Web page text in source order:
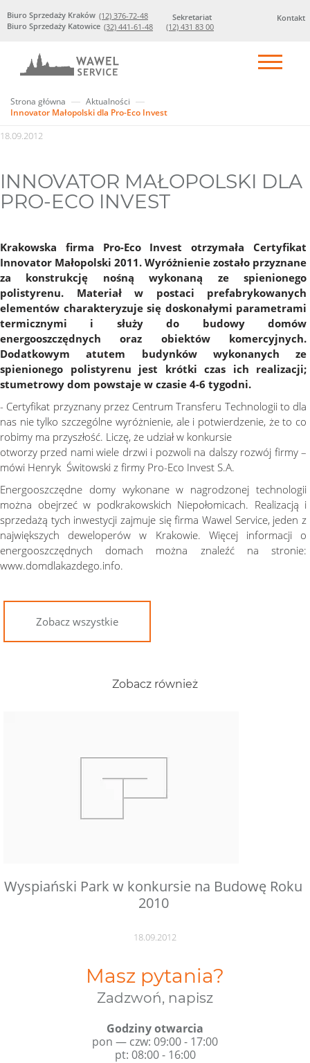
Kontakt
Biuro Sprzedaży Kraków (12) 376-72-48
Biuro Sprzedaży Katowice (32) 441-61-48
Sekretariat
(12) 431 83 00
Strona główna
Aktualności
Innovator Małopolski dla Pro-Eco Invest
18.09.2012
INNOVATOR MAŁOPOLSKI DLA
PRO-ECO INVEST
Krakowska firma Pro-Eco Invest otrzymała Certyfikat
Innovator Małopolski 2011. Wyróżnienie zostało przyznane
za konstrukcję nośną wykonaną ze spienionego
polistyrenu. Materiał w postaci prefabrykowanych
elementów charakteryzuje się doskonałymi parametrami
termicznymi i służy do budowy domów
energooszczędnych oraz obiektów komercyjnych.
Dodatkowym atutem budynków wykonanych ze
spienionego polistyrenu jest krótki czas ich realizacji;
stumetrowy dom powstaje w czasie 4-6 tygodni.
- Certyfikat przyznany przez Centrum Transferu Technologii to dla
nas nie tylko szczególne wyróżnienie, ale i potwierdzenie, że to co
robimy ma przyszłość. Liczę, że udział w konkursie
otworzy przed nami wiele drzwi i pozwoli na dalszy rozwój firmy –
mówi Henryk Świtowski z firmy Pro-Eco Invest S.A.
Energooszczędne domy wykonane w nagrodzonej technologii
można obejrzeć w podkrakowskich Niepołomicach. Realizacją i
sprzedażą tych inwestycji zajmuje się firma Wawel Service, jeden z
największych deweloperów w Krakowie. Więcej informacji o
energooszczędnych domach można znaleźć na stronie:
www.domdlakazdego.info.
Zobacz wszystkie
Zobacz również
Wyspiański Park w konkursie na Budowę Roku
2010
18.09.2012
Masz pytania?
Zadzwoń, napisz
Godziny otwarcia
pon — czw: 09:00 - 17:00
pt: 08:00 - 16:00